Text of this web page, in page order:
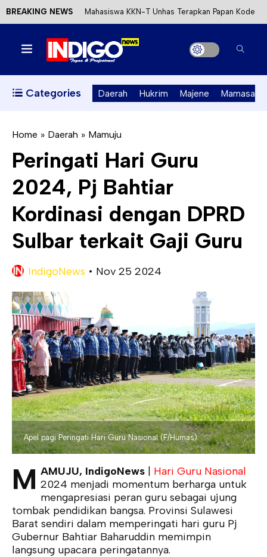
BREAKING NEWS Mahasiswa KKN-T Unhas Terapkan Papan Kode
Etik Wisata di Pantai Lawere Desa Lotang Salo
Satu DPO Pengeroyokan SPBU Tapalang
Ditangkap, Satu Lagi Kabur ke Kalimantan
Perizinan Air Tanah melalui Aplikasi SAPO
Kecewa Kapolresta Absen, APPK Mamuju
Soroti Kejanggalan Kasus Tambang Emas Ilegal
Categories Daerah Hukrim Majene Mamasa
Home » Daerah » Mamuju
Peringati Hari Guru
2024, Pj Bahtiar
Kordinasi dengan DPRD
Sulbar terkait Gaji Guru
IndigoNews • Nov 25 2024
Apel pagi Peringati Hari Guru Nasional (F/Humas).
M AMUJU, IndigoNews
Hari Guru Nasional
2024 menjadi momentum berharga untuk
mengapresiasi peran guru sebagai ujung
tombak pendidikan bangsa. Provinsi Sulawesi
Barat sendiri dalam memperingati hari guru Pj
Gubernur Bahtiar Baharuddin memimpin
langsung upacara peringatannya.